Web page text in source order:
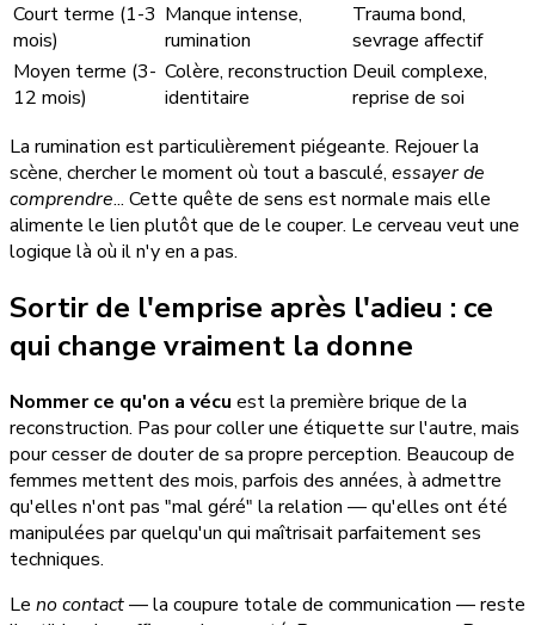
Court terme (1-3
mois)
Manque intense,
rumination
Trauma bond,
sevrage affectif
Moyen terme (3-
12 mois)
Colère, reconstruction
identitaire
Deuil complexe,
reprise de soi
La rumination est particulièrement piégeante. Rejouer la
scène, chercher le moment où tout a basculé, essayer de
comprendre... Cette quête de sens est normale mais elle
alimente le lien plutôt que de le couper. Le cerveau veut une
logique là où il n'y en a pas.
Sortir de l'emprise après l'adieu : ce
qui change vraiment la donne
Nommer ce qu'on a vécu est la première brique de la
reconstruction. Pas pour coller une étiquette sur l'autre, mais
pour cesser de douter de sa propre perception. Beaucoup de
femmes mettent des mois, parfois des années, à admettre
qu'elles n'ont pas "mal géré" la relation — qu'elles ont été
manipulées par quelqu'un qui maîtrisait parfaitement ses
techniques.
Le no contact— la coupure totale de communication — reste